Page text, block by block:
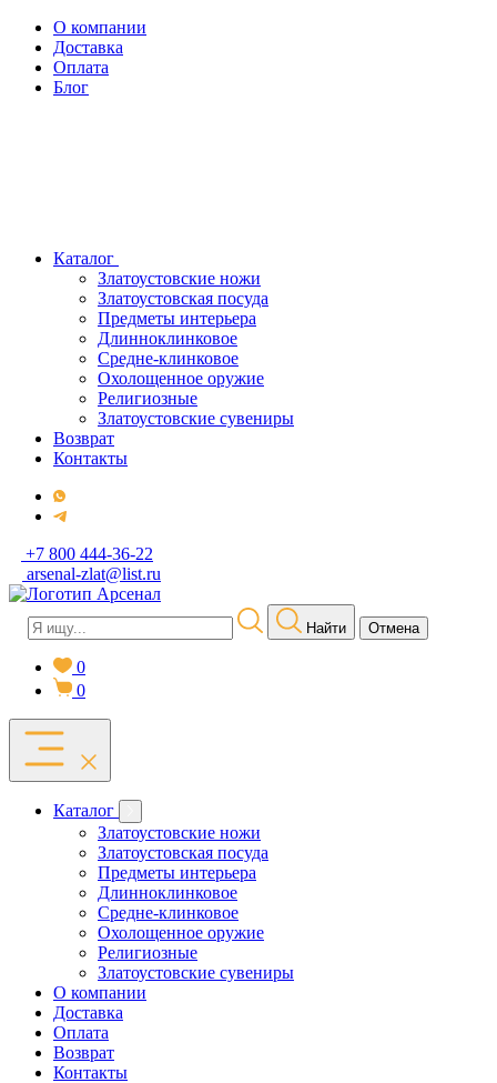
О компании
Доставка
Оплата
Блог
Каталог
Златоустовские ножи
Златоустовская посуда
Предметы интерьера
Длинноклинковое
Средне-клинковое
Охолощенное оружие
Религиозные
Златоустовские сувениры
Возврат
Контакты
+7 800 444-36-22
arsenal-zlat@list.ru
Найти Отмена
0
0
Каталог
Златоустовские ножи
Златоустовская посуда
Предметы интерьера
Длинноклинковое
Средне-клинковое
Охолощенное оружие
Религиозные
Златоустовские сувениры
О компании
Доставка
Оплата
Возврат
Контакты